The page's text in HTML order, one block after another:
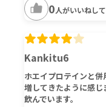
0人がいいねし
Kankitu6
ホエイプロテインと
増してきたように感
飲んでいます。